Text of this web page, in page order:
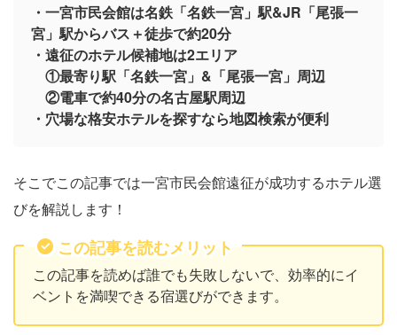
・一宮市民会館は名鉄「名鉄一宮」駅&JR「尾張一
宮」駅からバス＋徒歩で約20分
・遠征のホテル候補地は2エリア
①最寄り駅「名鉄一宮」&「尾張一宮」周辺
②電車で約40分の名古屋駅周辺
・穴場な格安ホテルを探すなら地図検索が便利
そこでこの記事では一宮市民会館遠征が成功するホテル選
びを解説します！
この記事を読むメリット
この記事を読めば誰でも失敗しないで、効率的にイ
ベントを満喫できる宿選びができます。